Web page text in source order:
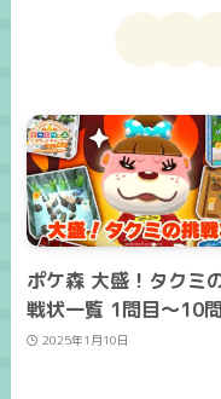
ポケ森 大盛！タクミ
戦状一覧 1問目～10
2025年1月10日